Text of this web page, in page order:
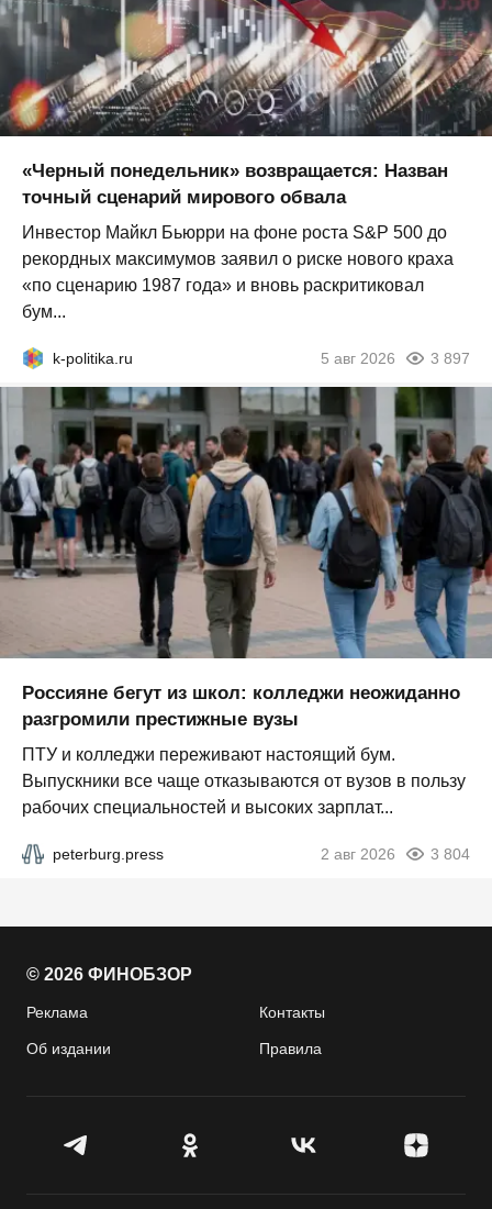
«Черный понедельник» возвращается: Назван
точный сценарий мирового обвала
Инвестор Майкл Бьюрри на фоне роста S&P 500 до
рекордных максимумов заявил о риске нового краха
«по сценарию 1987 года» и вновь раскритиковал
бум...
k-politika.ru 5 авг 2026 3 897
Россияне бегут из школ: колледжи неожиданно
разгромили престижные вузы
ПТУ и колледжи переживают настоящий бум.
Выпускники все чаще отказываются от вузов в пользу
рабочих специальностей и высоких зарплат...
peterburg.press 2 авг 2026 3 804
© 2026 ФИНОБЗОР
Реклама Контакты
Об издании Правила